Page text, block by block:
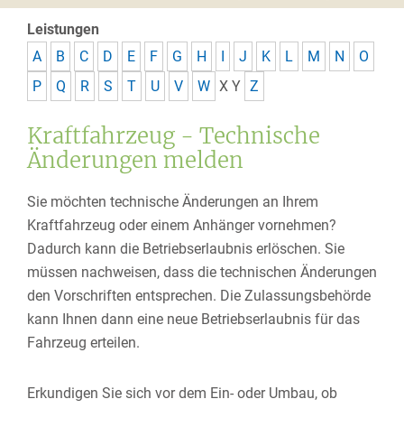
Leistungen
A
B C D E F G H I J K L M N
O
P
Q R S T U V W X Y Z
Kraftfahrzeug - Technische
Änderungen melden
Sie möchten technische Änderungen an Ihrem
Kraftfahrzeug oder einem Anhänger vornehmen?
Dadurch kann die Betriebserlaubnis erlöschen. Sie
müssen nachweisen, dass die technischen Änderungen
den Vorschriften entsprechen. Die Zulassungsbehörde
kann Ihnen dann eine neue Betriebserlaubnis für das
Fahrzeug erteilen.
Erkundigen Sie sich vor dem Ein- oder Umbau, ob